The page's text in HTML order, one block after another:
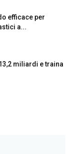
efficace per
a...
miliardi e traina